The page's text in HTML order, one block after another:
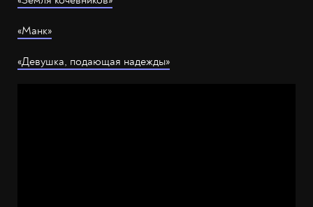
«Манк»
«Девушка, подающая надежды»